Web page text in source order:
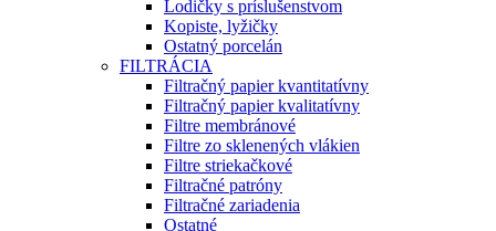
Lodičky s príslušenstvom
Kopiste, lyžičky
Ostatný porcelán
FILTRÁCIA
Filtračný papier kvantitatívny
Filtračný papier kvalitatívny
Filtre membránové
Filtre zo sklenených vlákien
Filtre striekačkové
Filtračné patróny
Filtračné zariadenia
Ostatné